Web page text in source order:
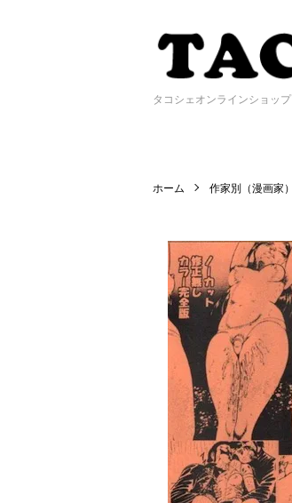
タコシェオンラインショップ
ホーム 作家別（漫画家）